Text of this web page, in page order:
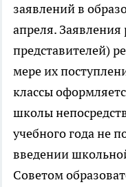
заявлений в
апреля.
представителей)
мере их
классы
школы
учебного года не
введении
Советом